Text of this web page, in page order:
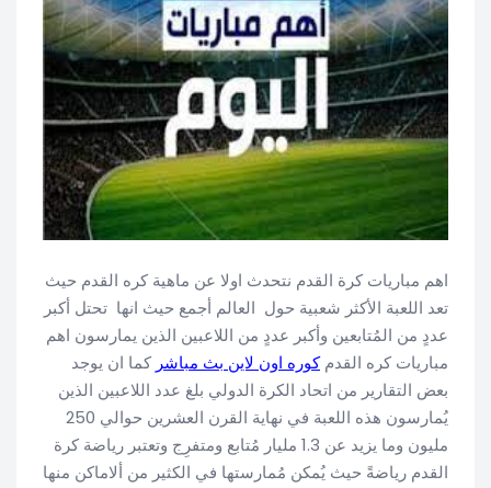
اهم مباريات كرة القدم نتحدث اولا عن ماهية كره القدم حيث
تعد اللعبة الأكثر شعبية حول العالم أجمع حيث انها تحتل أكبر
عددٍ من المُتابعين وأكبر عددٍ من اللاعبين الذين يمارسون اهم
مباريات كره القدمكوره اون لاين بث مباشر كما ان يوجد
بعض التقارير من اتحاد الكرة الدولي بلغ عدد اللاعبين الذين
يُمارسون هذه اللعبة في نهاية القرن العشرين حوالي 250
مليون وما يزيد عن 1.3 مليار مُتابع ومتفرِج وتعتبر رياضة كرة
القدم رياضةً حيث يُمكن مُمارستها في الكثير من ألاماكن منها